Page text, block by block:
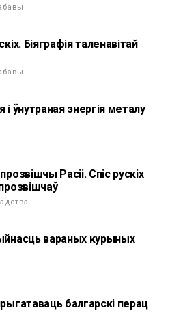
Біяграфія таленавітай
і ўнутраная энергія металу
Расіі. Спіс рускіх
вараных курыных
балгарскі перац